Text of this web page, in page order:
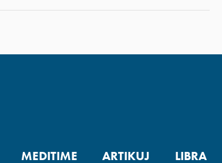
MEDITIME ARTIKUJ LIBRA